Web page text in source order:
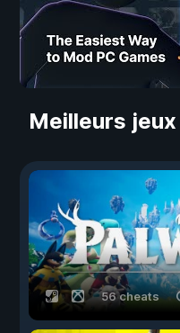
Meilleurs jeux
56 cheats